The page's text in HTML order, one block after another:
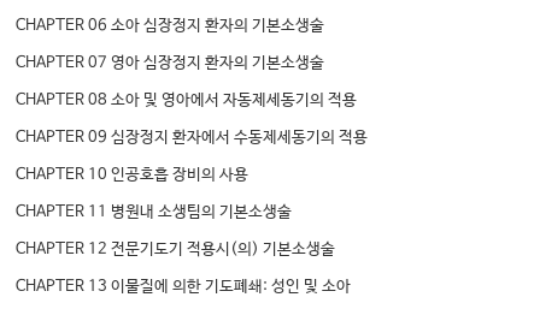
CHAPTER 06 소아 심장정지 환자의 기본소생술
CHAPTER 07 영아 심장정지 환자의 기본소생술
CHAPTER 08 소아 및 영아에서 자동제세동기의 적용
CHAPTER 09 심장정지 환자에서 수동제세동기의 적용
CHAPTER 10 인공호흡 장비의 사용
CHAPTER 11 병원내 소생팀의 기본소생술
CHAPTER 12 전문기도기 적용시(의) 기본소생술
CHAPTER 13 이물질에 의한 기도폐쇄: 성인 및 소아